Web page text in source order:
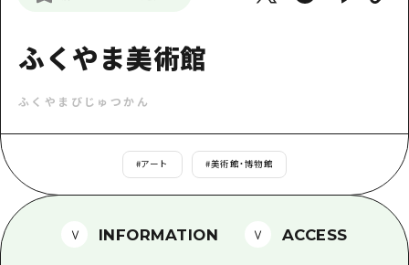
定番
自然
山口県東部
弾丸
日帰り
半日
2泊3日
山口県東部
愛媛県
島根県
お得な周遊チケット
HIROSHIMA FREE Wi-Fi
観光案内所
広島県を訪れる外国人旅行者向け情報一
事業者・学校関係者の皆さま
ふくやま美術館
ふくやまびじゅつかん
#アート #美術館・博物館
INFORMATION ACCESS